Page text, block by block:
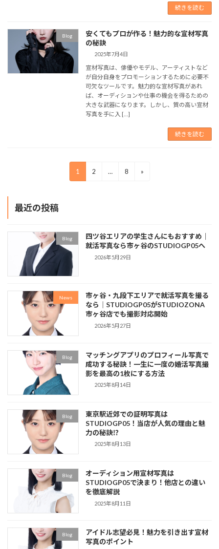
続きを読む
Blog
安くてもプロが作る！魅力的な宣材写真
の秘訣
2025年7月4日
宣材写真は、俳優やモデル、アーティストなど
が自分自身をプロモーションするために必要不
可欠なツールです。魅力的な宣材写真があれ
ば、オーディションや仕事の機会を得るための
大きな武器になります。しかし、質の高い宣材
写真を手に入 […]
続きを読む
ペ
ジ
送
固
定
1
固
2 …
固
8 »
最近の投稿
Blog
四ツ谷エリアの学生さんにもおすすめ｜
就活写真なら市ヶ谷のSTUDIOGP05へ
2026年5月29日
News
市ヶ谷・九段下エリアで就活写真を撮る
なら｜STUDIOGP05がSTUDIOZONA
市ヶ谷店でも撮影対応開始
2026年5月27日
Blog
マッチングアプリのプロフィール写真で
成功する秘訣！一生に一度の婚活写真撮
影を最高の1枚にする方法
2025年8月14日
Blog
東京駅近郊での証明写真は
STUDIOGP05！当店が人気の理由と魅
力の秘訣⁉
2025年8月13日
Blog
オーディション用宣材写真は
STUDIOGP05で決まり！他店との違い
を徹底解説
2025年8月11日
Blog
アイドル志望必見！魅力を引き出す宣材
写真のポイント